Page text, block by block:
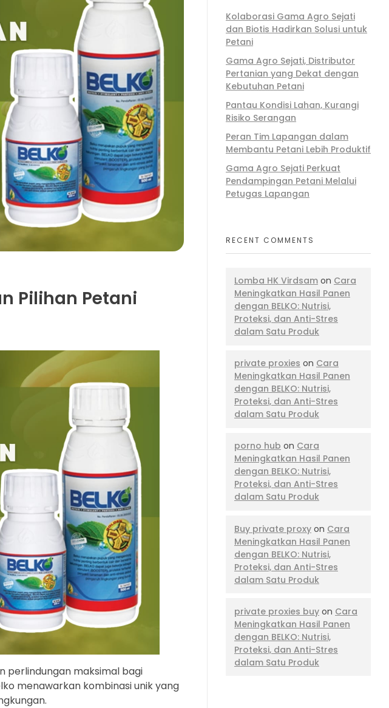
Pilihan Petani
perlindungan maksimal bagi
menawarkan kombinasi unik yang
Kolaborasi Gama Agro Sejati
dan Biotis Hadirkan Solusi untuk
Petani
Gama Agro Sejati, Distributor
Pertanian yang Dekat dengan
Kebutuhan Petani
Pantau Kondisi Lahan, Kurangi
Risiko Serangan
Peran Tim Lapangan dalam
Membantu Petani Lebih Produktif
Gama Agro Sejati Perkuat
Pendampingan Petani Melalui
Petugas Lapangan
RECENT COMMENTS
Lomba HK Virdsam on Cara
Meningkatkan Hasil Panen
dengan BELKO: Nutrisi,
Proteksi, dan Anti-Stres
dalam Satu Produk
private proxies on Cara
Meningkatkan Hasil Panen
dengan BELKO: Nutrisi,
Proteksi, dan Anti-Stres
dalam Satu Produk
porno hub on Cara
Meningkatkan Hasil Panen
dengan BELKO: Nutrisi,
Proteksi, dan Anti-Stres
dalam Satu Produk
Buy private proxy on Cara
Meningkatkan Hasil Panen
dengan BELKO: Nutrisi,
Proteksi, dan Anti-Stres
dalam Satu Produk
private proxies buy on Cara
Meningkatkan Hasil Panen
dengan BELKO: Nutrisi,
Proteksi, dan Anti-Stres
dalam Satu Produk